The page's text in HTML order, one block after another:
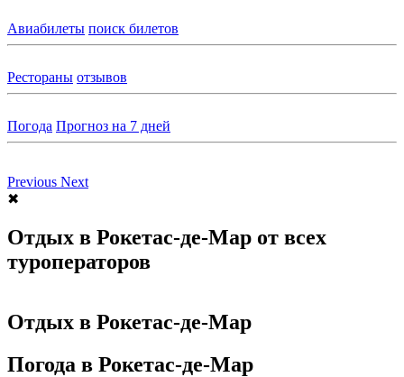
Авиабилеты поиск билетов
Рестораны отзывов
Погода Прогноз на 7 дней
Previous Next
✖
Отдых в Рокетас-де-Мар от всех
туроператоров
Отдых в Рокетас-де-Мар
Погода в Рокетас-де-Мар